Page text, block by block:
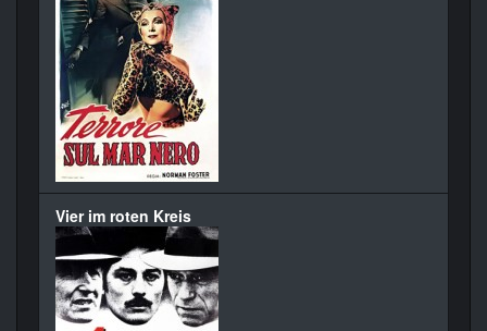
Vier im roten Kreis